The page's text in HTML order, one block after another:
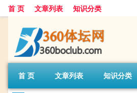
首 页 文章列表 知识分类
首 页 文章列表 知识分类